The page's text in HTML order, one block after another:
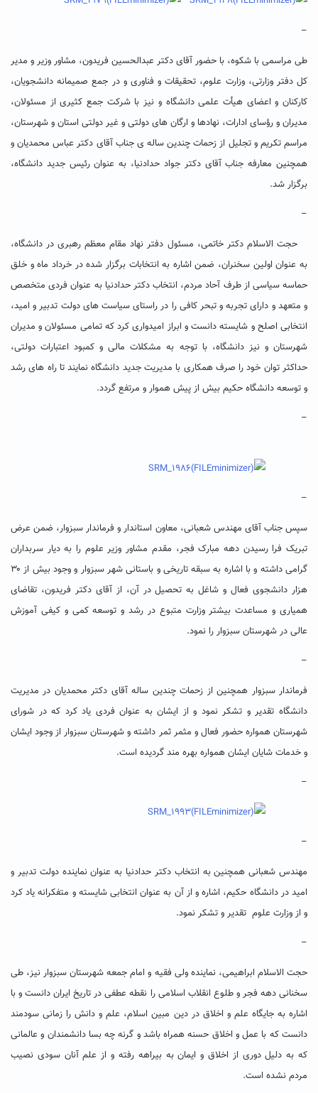
–
طی مراسمی با شکوه، با حضور آقای دکتر عبدالحسین فریدون، مشاور وزیر و مدیر
کل دفتر وزارتی، وزارت علوم، تحقیقات و فناوری و در جمع صمیمانه دانشجویان،
کارکنان و اعضای هیأت علمی دانشگاه و نیز با شرکت جمع کثیری از مسئولان،
مدیران و رؤسای ادارات، نهادها و ارگان های دولتی و غیر دولتی استان و شهرستان،
مراسم تکریم و تجلیل از زحمات چندین ساله ی جناب آقای دکتر عباس محمدیان و
همچنین معارفه جناب آقای دکتر جواد حدادنیا، به عنوان رئیس جدید دانشگاه،
برگزار شد.
–
حجت الاسلام دکتر خاتمی، مسئول دفتر نهاد مقام معظم رهبری در دانشگاه،
به عنوان اولین سخنران، ضمن اشاره به انتخابات برگزار شده در خرداد ماه و خلق
حماسه سیاسی از طرف آحاد مردم، انتخاب دکتر حدادنیا به عنوان فردی متخصص
و متعهد و دارای تجربه و تبحر کافی را در راستای سیاست های دولت تدبیر و امید،
انتخابی اصلح و شایسته دانست و ابراز امیدواری کرد که تمامی مسئولان و مدیران
شهرستان و نیز دانشگاه، با توجه به مشکلات مالی و کمبود اعتبارات دولتی،
حداکثر توان خود را صرف همکاری با مدیریت جدید دانشگاه نمایند تا راه های رشد
و توسعه دانشگاه حکیم بیش از پیش هموار و مرتفع گردد.
–
–
سپس جناب آقای مهندس شعبانی، معاون استاندار و فرماندار سبزوار، ضمن عرض
تبریک فرا رسیدن دهه مبارک فجر، مقدم مشاور وزیر علوم را به دیار سربداران
گرامی داشته و با اشاره به سبقه تاریخی و باستانی شهر سبزوار و وجود بیش از ۳۰
هزار دانشجوی فعال و شاغل به تحصیل در آن، از آقای دکتر فریدون، تقاضای
همیاری و مساعدت بیشتر وزارت متبوع در رشد و توسعه کمی و کیفی آموزش
عالی در شهرستان سبزوار را نمود.
–
فرماندار سبزوار همچنین از زحمات چندین ساله آقای دکتر محمدیان در مدیریت
دانشگاه تقدیر و تشکر نمود و از ایشان به عنوان فردی یاد کرد که در شورای
شهرستان همواره حضور فعال و مثمر ثمر داشته و شهرستان سبزوار از وجود ایشان
و خدمات شایان ایشان همواره بهره مند گردیده است.
–
–
مهندس شعبانی همچنین به انتخاب دکتر حدادنیا به عنوان نماینده دولت تدبیر و
امید در دانشگاه حکیم، اشاره و از آن به عنوان انتخابی شایسته و متفکرانه یاد کرد
و از وزارت علوم تقدیر و تشکر نمود.
–
حجت الاسلام ابراهیمی، نماینده ولی فقیه و امام جمعه شهرستان سبزوار نیز، طی
سخنانی دهه فجر و طلوع انقلاب اسلامی را نقطه عطفی در تاریخ ایران دانست و با
اشاره به جایگاه علم و اخلاق در دین مبین اسلام، علم و دانش را زمانی سودمند
دانست که با عمل و اخلاق حسنه همراه باشد و گرنه چه بسا دانشمندان و عالمانی
که به دلیل دوری از اخلاق و ایمان به بیراهه رفته و از علم آنان سودی نصیب
مردم نشده است.